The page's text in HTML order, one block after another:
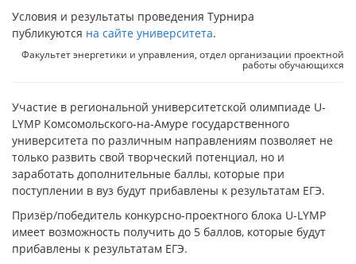
Условия и результаты проведения Турнира
публикуются на сайте университета.
Факультет энергетики и управления, отдел организации проектной
работы обучающихся
Участие в региональной университетской олимпиаде U-
LYMP Комсомольского-на-Амуре государственного
университета по различным направлениям позволяет не
только развить свой творческий потенциал, но и
заработать дополнительные баллы, которые при
поступлении в вуз будут прибавлены к результатам ЕГЭ.
Призёр/победитель конкурсно-проектного блока U-LYMP
имеет возможность получить до 5 баллов, которые будут
прибавлены к результатам ЕГЭ.